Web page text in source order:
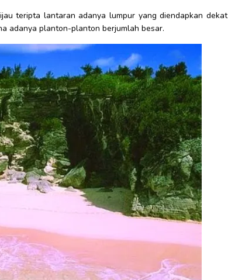
teripta lantaran adanya lumpur yang diendapkan dekat
adanya planton-planton berjumlah besar.